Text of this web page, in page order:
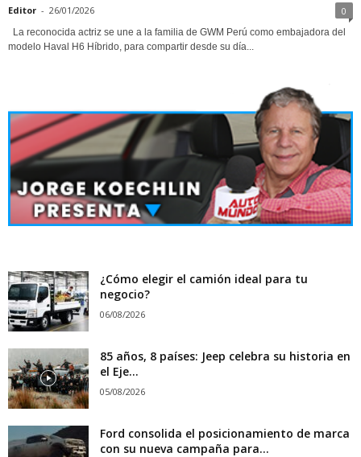
Editor - 26/01/2026 0
La reconocida actriz se une a la familia de GWM Perú como embajadora del
modelo Haval H6 Híbrido, para compartir desde su día...
¿Cómo elegir el camión ideal para tu
negocio?
06/08/2026
85 años, 8 países: Jeep celebra su historia en
el Eje...
05/08/2026
Ford consolida el posicionamiento de marca
con su nueva campaña para...